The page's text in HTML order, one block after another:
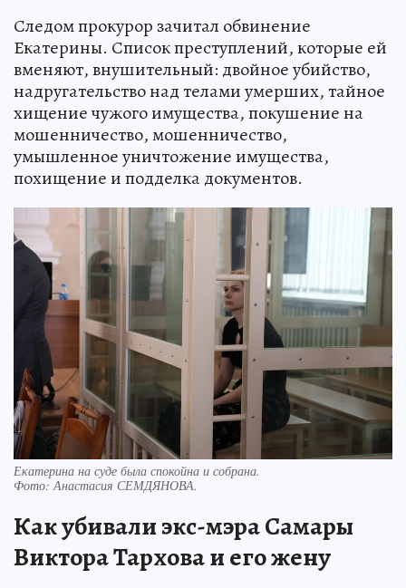
Следом прокурор зачитал обвинение
Екатерины. Список преступлений, которые ей
вменяют, внушительный: двойное убийство,
надругательство над телами умерших, тайное
хищение чужого имущества, покушение на
мошенничество, мошенничество,
умышленное уничтожение имущества,
похищение и подделка документов.
Екатерина на суде была спокойна и собрана.
Фото:Анастасия СЕМДЯНОВА.
Как убивали экс-мэра Самары
Виктора Тархова и его жену